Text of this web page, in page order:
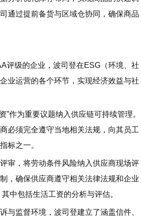
通过提前备货与区域仓协同，确保商品
级的企业，波司登在ESG（环境、社
业运营的各个环节，实现经济效益与社
为重要议题纳入供应链可持续管理。
必须完全遵守当地相关法规，向其员工
标之一。
，将劳动条件风险纳入供应商现场评
，确保供应商遵守相关法律法规和企业
中包括生活工资的分析与评估。
监督环境，波司登建立了涵盖信件、